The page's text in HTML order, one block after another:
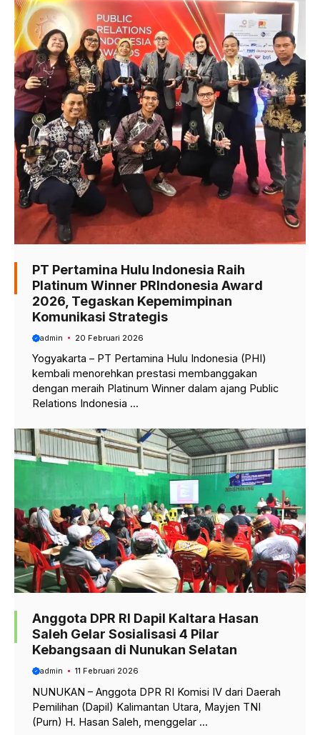
PT Pertamina Hulu Indonesia Raih
Platinum Winner PRIndonesia Award
2026, Tegaskan Kepemimpinan
Komunikasi Strategis
admin 20 Februari 2026
Yogyakarta – PT Pertamina Hulu Indonesia (PHI)
kembali menorehkan prestasi membanggakan
dengan meraih Platinum Winner dalam ajang Public
Relations Indonesia ...
Anggota DPR RI Dapil Kaltara Hasan
Saleh Gelar Sosialisasi 4 Pilar
Kebangsaan di Nunukan Selatan
admin 11 Februari 2026
NUNUKAN – Anggota DPR RI Komisi IV dari Daerah
Pemilihan (Dapil) Kalimantan Utara, Mayjen TNI
(Purn) H. Hasan Saleh, menggelar ...